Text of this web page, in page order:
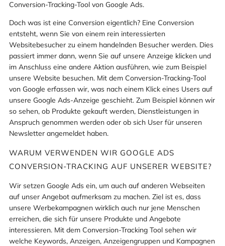
Conversion-Tracking-Tool von Google Ads.
Doch was ist eine Conversion eigentlich? Eine Conversion
entsteht, wenn Sie von einem rein interessierten
Websitebesucher zu einem handelnden Besucher werden. Dies
passiert immer dann, wenn Sie auf unsere Anzeige klicken und
im Anschluss eine andere Aktion ausführen, wie zum Beispiel
unsere Website besuchen. Mit dem Conversion-Tracking-Tool
von Google erfassen wir, was nach einem Klick eines Users auf
unsere Google Ads-Anzeige geschieht. Zum Beispiel können wir
so sehen, ob Produkte gekauft werden, Dienstleistungen in
Anspruch genommen werden oder ob sich User für unseren
Newsletter angemeldet haben.
WARUM VERWENDEN WIR GOOGLE ADS
CONVERSION-TRACKING AUF UNSERER WEBSITE?
Wir setzen Google Ads ein, um auch auf anderen Webseiten
auf unser Angebot aufmerksam zu machen. Ziel ist es, dass
unsere Werbekampagnen wirklich auch nur jene Menschen
erreichen, die sich für unsere Produkte und Angebote
interessieren. Mit dem Conversion-Tracking Tool sehen wir
welche Keywords, Anzeigen, Anzeigengruppen und Kampagnen